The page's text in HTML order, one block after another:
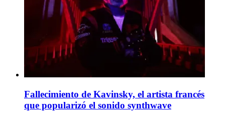
Fallecimiento de Kavinsky, el artista francés
que popularizó el sonido synthwave